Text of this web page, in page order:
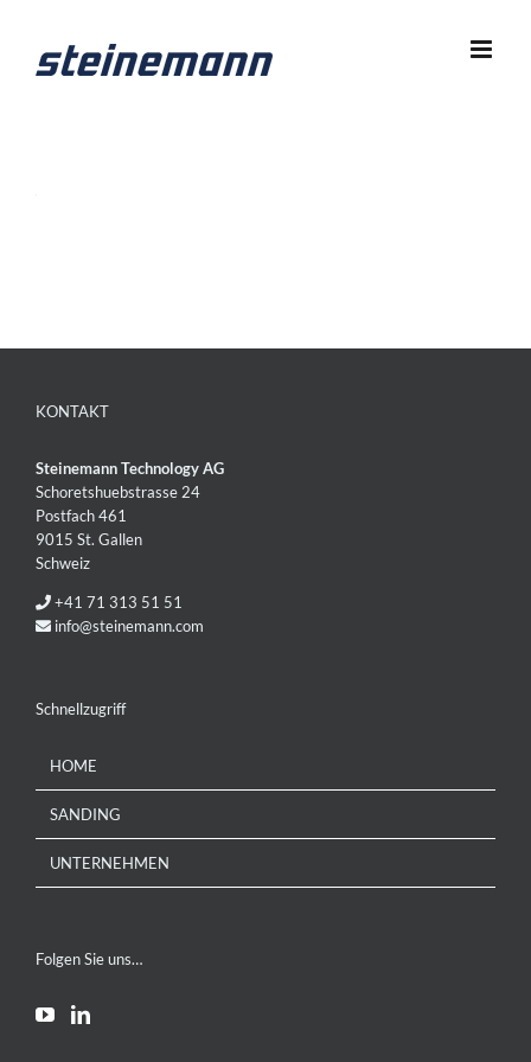
springen
KONTAKT
Steinemann Technology AG
Schoretshuebstrasse 24
Postfach 461
9015 St. Gallen
Schweiz
+41 71 313 51 51
info@steinemann.com
Schnellzugriff
HOME
SANDING
UNTERNEHMEN
Folgen Sie uns…